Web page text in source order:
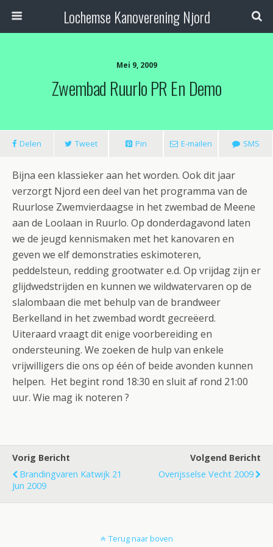
Lochemse Kanoverening Njord
Mei 9, 2009
Zwembad Ruurlo PR En Demo
Delen Tweet Pin E-mailen SMS
Bijna een klassieker aan het worden. Ook dit jaar
verzorgt Njord een deel van het programma van de
Ruurlose Zwemvierdaagse in het zwembad de Meene
aan de Loolaan in Ruurlo. Op donderdagavond laten
we de jeugd kennismaken met het kanovaren en
geven we elf demonstraties eskimoteren,
peddelsteun, redding grootwater e.d. Op vrijdag zijn er
glijdwedstrijden en kunnen we wildwatervaren op de
slalombaan die met behulp van de brandweer
Berkelland in het zwembad wordt gecreëerd.
Uiteraard vraagt dit enige voorbereiding en
ondersteuning. We zoeken de hulp van enkele
vrijwilligers die ons op één of beide avonden kunnen
helpen. Het begint rond 18:30 en sluit af rond 21:00
uur. Wie mag ik noteren ?
Vorig Bericht
Brandingvaren Katwijk 21
Jun 2009
Volgend Bericht
Overijsselse Vecht 2009
Terug naar boven